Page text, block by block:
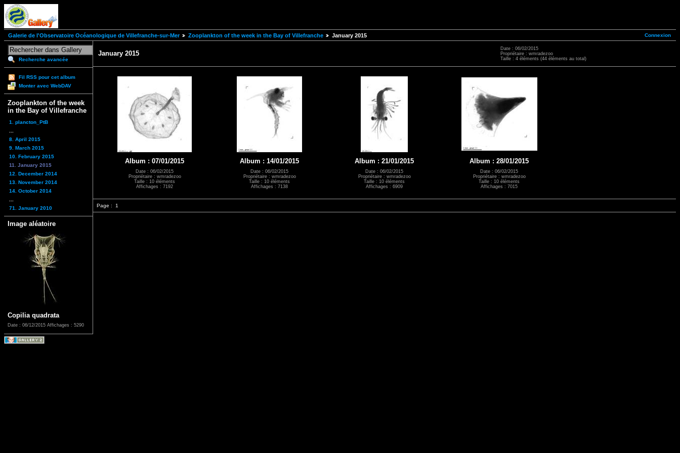
Connexion
Galerie de l'Observatoire Océanologique de Villefranche-sur-Mer Zooplankton of the week in the Bay of Villefranche January 2015
Recherche avancée
Fil RSS pour cet album
Monter avec WebDAV
Zooplankton of the week
in the Bay of Villefranche
1. plancton_PtB
8. April 2015
9. March 2015
10. February 2015
11. January 2015
12. December 2014
13. November 2014
14. October 2014
71. January 2010
Image aléatoire
Copilia quadrata
Date : 06/12/2015 Affichages : 5290
January 2015
Date : 06/02/2015
Propriétaire : wmradezoo
Taille : 4 éléments (44 éléments au total)
Album : 07/01/2015
Date : 06/02/2015
Propriétaire : wmradezoo
Taille : 10 éléments
Affichages : 7192
Album : 14/01/2015
Date : 06/02/2015
Propriétaire : wmradezoo
Taille : 10 éléments
Affichages : 7138
Album : 21/01/2015
Date : 06/02/2015
Propriétaire : wmradezoo
Taille : 10 éléments
Affichages : 6909
Album : 28/01/2015
Date : 06/02/2015
Propriétaire : wmradezoo
Taille : 10 éléments
Affichages : 7015
Page : 1